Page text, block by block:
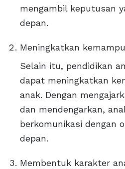
mengambil keputusan
depan.
Meningkatkan
Selain itu, pendidikan
dapat meningkatkan
anak. Dengan
dan mendengarkan,
berkomunikasi dengan
depan.
Membentuk karakter